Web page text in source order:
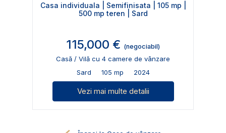
Casa individuala | Semifinisata | 105 mp |
500 mp teren | Sard
115,000 € (negociabil)
Casă / Vilă cu 4 camere de vânzare
Sard
105 mp 2024
Vezi mai multe detalii